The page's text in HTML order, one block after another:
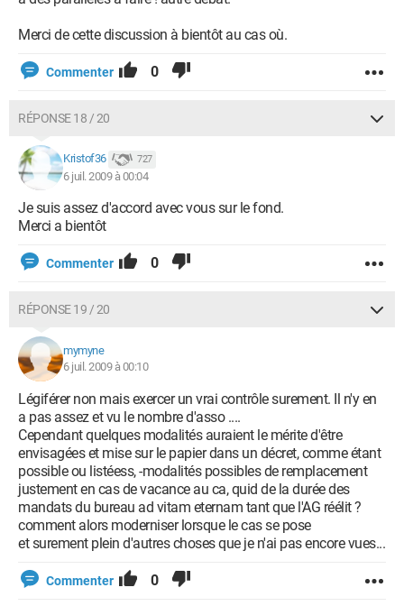
Merci de cette discussion à bientôt au cas où.
Commenter 0
RÉPONSE 18 / 20
Kristof36 727
6 juil. 2009 à 00:04
Je suis assez d'accord avec vous sur le fond.
Merci a bientôt
Commenter 0
RÉPONSE 19 / 20
mymyne
6 juil. 2009 à 00:10
Légiférer non mais exercer un vrai contrôle surement. Il n'y en
a pas assez et vu le nombre d'asso ....
Cependant quelques modalités auraient le mérite d'être
envisagées et mise sur le papier dans un décret, comme étant
possible ou listéess, -modalités possibles de remplacement
justement en cas de vacance au ca, quid de la durée des
mandats du bureau ad vitam eternam tant que l'AG réélit ?
comment alors moderniser lorsque le cas se pose
et surement plein d'autres choses que je n'ai pas encore vues...
Commenter 0